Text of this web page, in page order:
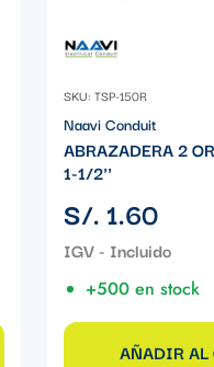
SKU: TSP-150R
Naavi Conduit
ABRAZADERA 2
1-1/2''
Precio
regular
S/. 1.60
+500 en stock
AÑADIR AL